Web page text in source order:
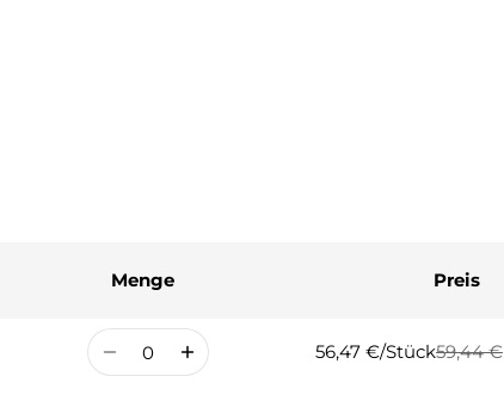
Menge Preis
Menge 56,47 €/Stück
Regulärer
59,44 €
Verkaufspreis